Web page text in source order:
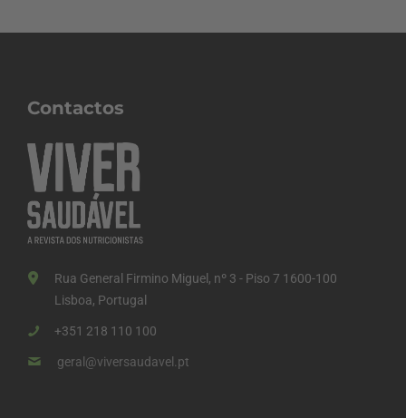
Contactos
Rua General Firmino Miguel, nº 3 - Piso 7 1600-100
Lisboa, Portugal
+351 218 110 100
geral@viversaudavel.pt